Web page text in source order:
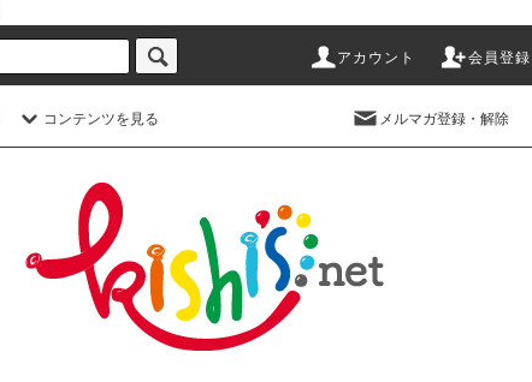
アカウント 会員登録
コンテンツを見る メルマガ登録・解除